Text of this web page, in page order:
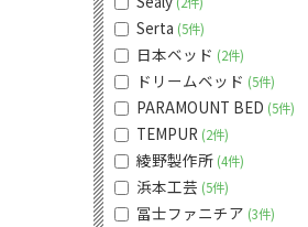
Serta 5件
日本ベッド 2件
ドリームベッド 5件
PARAMOUNT BED 5件
TEMPUR 2件
綾野製作所 4件
浜本工芸 5件
冨士ファニチア 3件